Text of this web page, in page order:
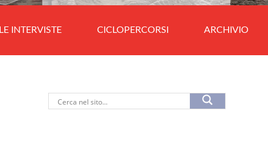
LE INTERVISTE CICLOPERCORSI ARCHIVIO